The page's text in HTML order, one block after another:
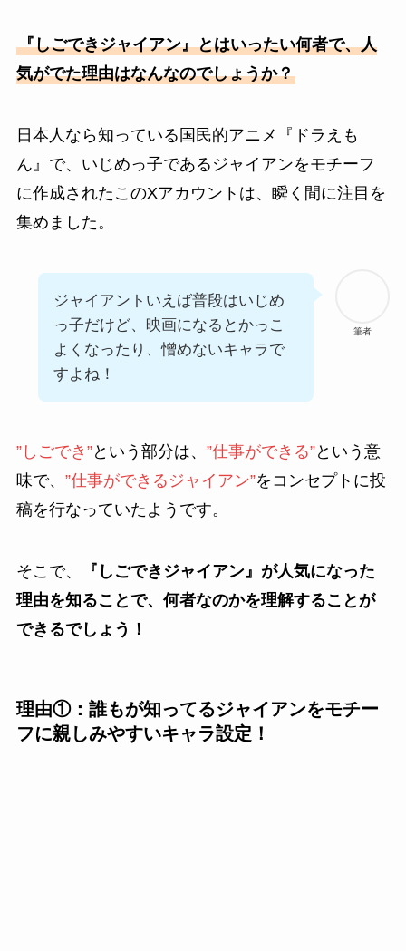
『しごできジャイアン』とはいったい何者で、人
気がでた理由はなんなのでしょうか？
日本人なら知っている国民的アニメ『ドラえも
ん』で、いじめっ子であるジャイアンをモチーフ
に作成されたこのXアカウントは、瞬く間に注目を
集めました。
筆者
ジャイアントいえば普段はいじめ
っ子だけど、映画になるとかっこ
よくなったり、憎めないキャラで
すよね！
”しごでき”という部分は、 ”仕事ができる”という意
味で、 ”仕事ができるジャイアン”をコンセプトに投
稿を行なっていたようです。
そこで、
『しごできジャイアン』が人気になった
理由を知ることで、何者なのかを理解することが
できるでしょう！
理由①：誰もが知ってるジャイアンをモチー
フに親しみやすいキャラ設定！